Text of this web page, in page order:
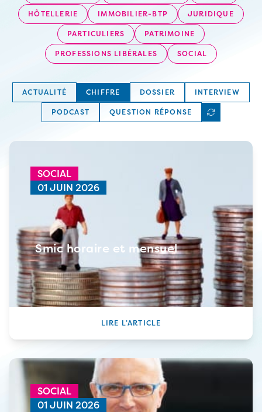
HÔTELLERIE
IMMOBILIER-BTP
JURIDIQUE
PARTICULIERS
PATRIMOINE
PROFESSIONS LIBÉRALES
SOCIAL
ACTUALITÉ CHIFFRE DOSSIER
INTERVIEW
PODCAST
QUESTION RÉPONSE
SOCIAL
01 JUIN 2026
Smic horaire et mensuel
LIRE L’ARTICLE
SOCIAL
01 JUIN 2026